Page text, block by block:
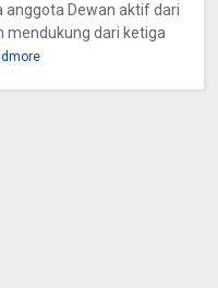
anggota Dewan aktif dari
mendukung dari ketiga